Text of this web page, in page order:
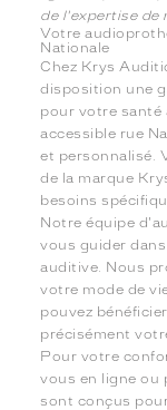
de l'expertise de
Votre
Nationale
Chez Krys
disposition une
pour votre santé
accessible rue
et personnalisé.
de la marque
besoins
Notre équipe
vous guider
auditive. Nous
votre mode de
pouvez
précisément
Pour votre
vous en ligne ou
sont conçus